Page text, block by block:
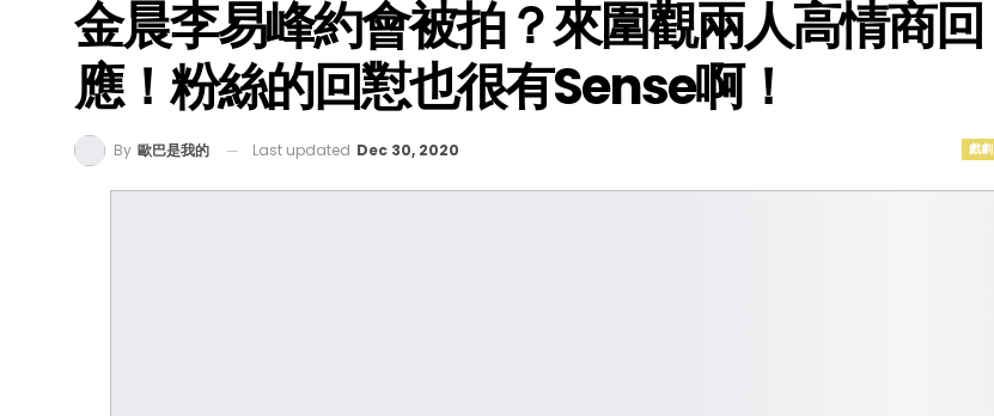
金晨李易峰約會被拍？來圍觀兩人高情商回
應！粉絲的回懟也很有Sense啊！
戲劇
By 歐巴是我的 Last updated Dec 30, 2020